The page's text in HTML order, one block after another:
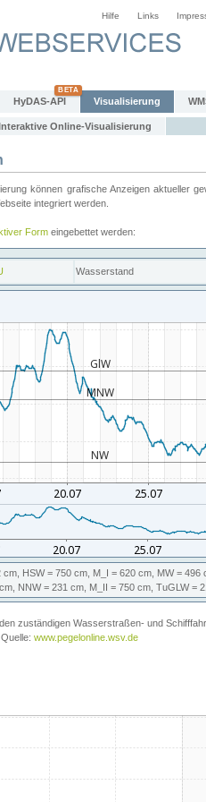
Hilfe Links
HyDAS-API Visualisierung
Online-Visualisierung
können grafische Anzeigen aktueller
integriert werden.
Form eingebettet werden: